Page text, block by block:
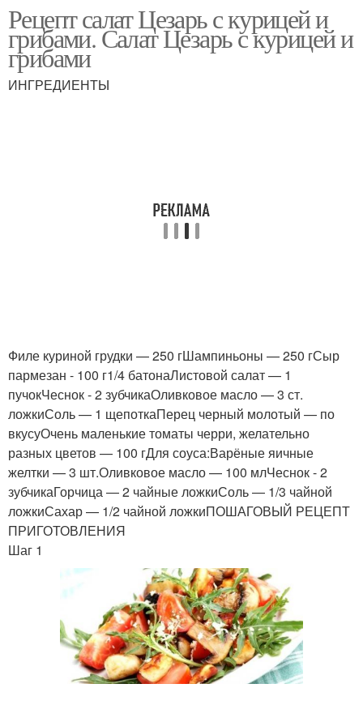
использованием
Цезарь с сухариками
Рецепт салат Цезарь с курицей и
грибами. Салат Цезарь с курицей и
грибами
ИНГРЕДИЕНТЫ
Филе куриной грудки — 250 гШампиньоны — 250 гСыр
пармезан - 100 г1/4 батонаЛистовой салат — 1
пучокЧеснок - 2 зубчикаОливковое масло — 3 ст.
ложкиСоль — 1 щепоткаПерец черный молотый — по
вкусуОчень маленькие томаты черри, желательно
разных цветов — 100 гДля соуса:Варёные яичные
желтки — 3 шт.Оливковое масло — 100 млЧеснок - 2
зубчикаГорчица — 2 чайные ложкиСоль — 1/3 чайной
ложкиСахар — 1/2 чайной ложкиПОШАГОВЫЙ РЕЦЕПТ
ПРИГОТОВЛЕНИЯ
Шаг 1